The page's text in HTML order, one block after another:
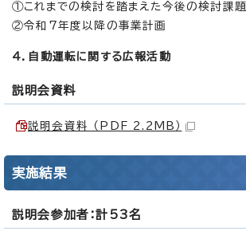
①これまでの検討を踏まえた今後の検討課題
②令和7年度以降の事業計画
4．自動運転に関する広報活動
説明会資料
説明会資料 （PDF 2.2MB）
実施結果
説明会参加者：計53名